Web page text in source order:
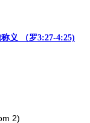
义 （罗3:27-4:25)
2)